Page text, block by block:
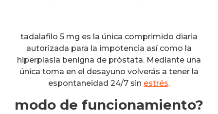
tadalafilo 5 mg es la única comprimido diaria
autorizada para la impotencia así como la
hiperplasia benigna de próstata. Mediante una
única toma en el desayuno volverás a tener la
espontaneidad 24/7 sin estrés.
modo de funcionamiento?